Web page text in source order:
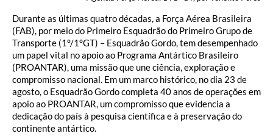
Durante as últimas quatro décadas, a Força Aérea Brasileira
(FAB), por meio do Primeiro Esquadrão do Primeiro Grupo de
Transporte (1°/1°GT) – Esquadrão Gordo, tem desempenhado
um papel vital no apoio ao Programa Antártico Brasileiro
(PROANTAR), uma missão que une ciência, exploração e
compromisso nacional. Em um marco histórico, no dia 23 de
agosto, o Esquadrão Gordo completa 40 anos de operações em
apoio ao PROANTAR, um compromisso que evidencia a
dedicação do país à pesquisa científica e à preservação do
continente antártico.